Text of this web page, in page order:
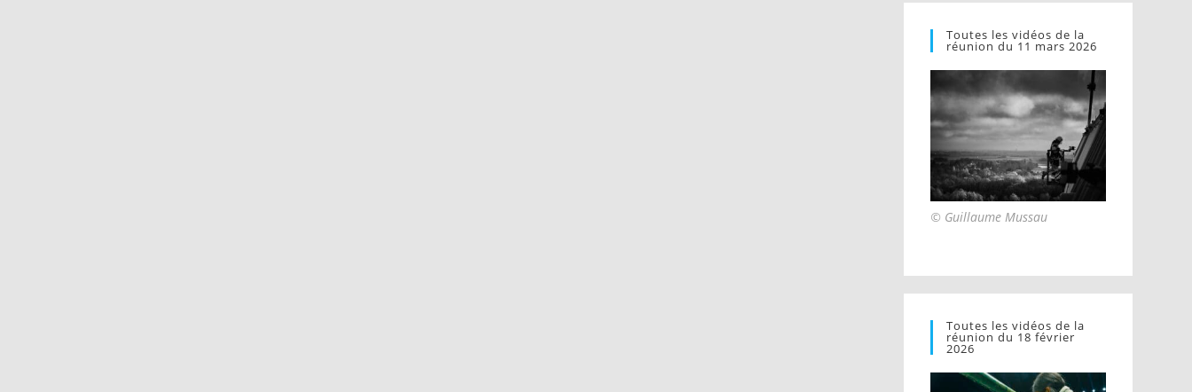
Toutes les vidéos de la
réunion du 11 mars 2026
© Guillaume Mussau
Toutes les vidéos de la
réunion du 18 février
2026